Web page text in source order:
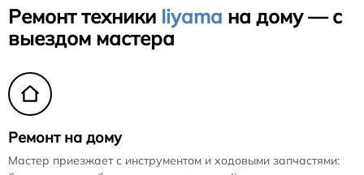
Ремонт техники Iiyama на дому — с
выездом мастера
Ремонт на дому
Мастер приезжает с инструментом и ходовыми запчастями: